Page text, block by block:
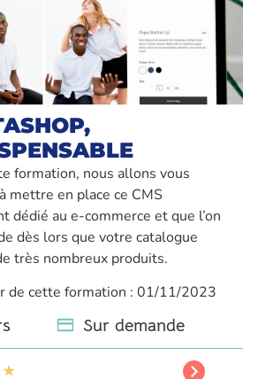
formation, nous allons vous
mettre en place ce CMS
dédié au e-commerce et que l’on
dès lors que votre catalogue
très nombreux produits.
de cette formation : 01/11/2023
Sur demande
★